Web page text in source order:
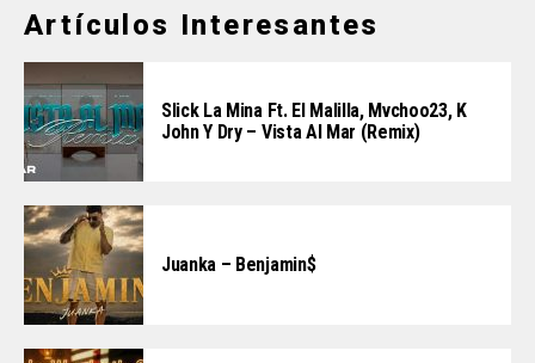
Artículos Interesantes
Slick La Mina Ft. El Malilla, Mvchoo23, K
John Y Dry – Vista Al Mar (Remix)
Juanka – Benjamin$